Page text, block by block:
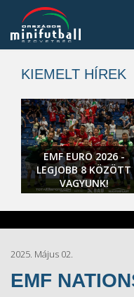
KIEMELT HÍREK
EMF EURO 2026 -
LEGJOBB 8 KÖZÖTT
VAGYUNK!
2025. Május 02.
EMF